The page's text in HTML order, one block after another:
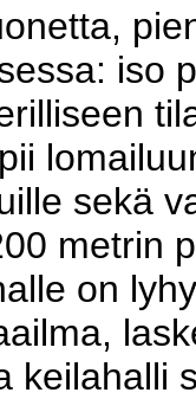
iso
sekä
metrin
on
keilahalli